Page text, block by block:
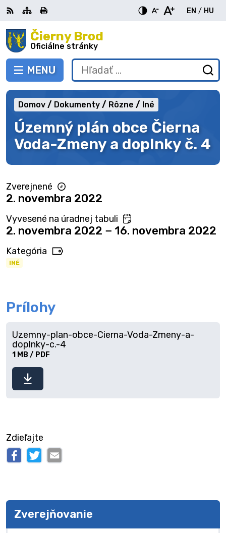
Preskočiť
na
obsah Čierny Brod
Oficiálne stránky
PREPNÚŤ
MENU
RSS MapaTlačiť
EN
English
/ HU
Hľadať:
Územný plán obce Čierna
Voda-Zmeny a doplnky č. 4
Domov Dokumenty Rôzne Iné
Zverejnené
2. novembra 2022
Vyvesené na úradnej tabuli
2. novembra 2022 − 16. novembra 2022
Kategória
INÉ
Prílohy
súbor
Uzemny-plan-obce-Cierna-Voda-Zmeny-a-
doplnky-c.-4
1 MB / PDF
Zdieľajte
Zverejňovanie